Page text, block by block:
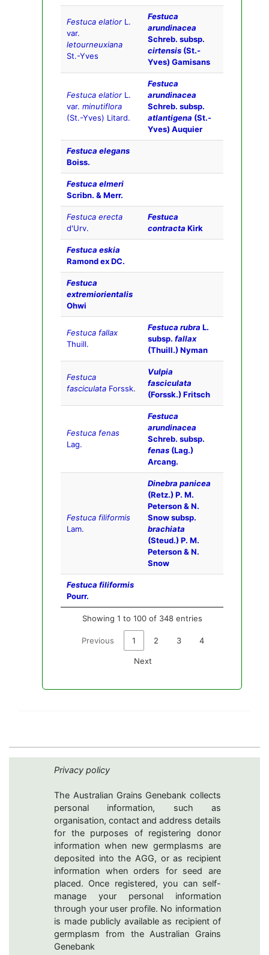
Festuca elatior L.
var.
letourneuxiana
St.-Yves
Festuca
arundinacea
Schreb. subsp.
cirtensis (St.-
Yves) Gamisans
Festuca elatior L.
var. minutiflora
(St.-Yves) Litard.
Festuca
arundinacea
Schreb. subsp.
atlantigena (St.-
Yves) Auquier
Festuca elegans
Boiss.
Festuca elmeri
Scribn. & Merr.
Festuca erecta
d'Urv.
Festuca
contracta Kirk
Festuca eskia
Ramond ex DC.
Festuca
extremiorientalis
Ohwi
Festuca fallax
Thuill.
Festuca rubra L.
subsp. fallax
(Thuill.) Nyman
Festuca
fasciculata Forssk.
Vulpia
fasciculata
(Forssk.) Fritsch
Festuca fenas
Lag.
Festuca
arundinacea
Schreb. subsp.
fenas (Lag.)
Arcang.
Festuca filiformis
Lam.
Dinebra panicea
(Retz.) P. M.
Peterson & N.
Snow subsp.
brachiata
(Steud.) P. M.
Peterson & N.
Snow
Festuca filiformis
Pourr.
Showing 1 to 100 of 348 entries
Previous 1 2 3 4
Next
Privacy policy
The Australian Grains Genebank collects
personal information, such as
organisation, contact and address details
for the purposes of registering donor
information when new germplasms are
deposited into the AGG, or as recipient
information when orders for seed are
placed. Once registered, you can self-
manage your personal information
through your user profile. No information
is made publicly available as recipient of
germplasm from the Australian Grains
Genebank